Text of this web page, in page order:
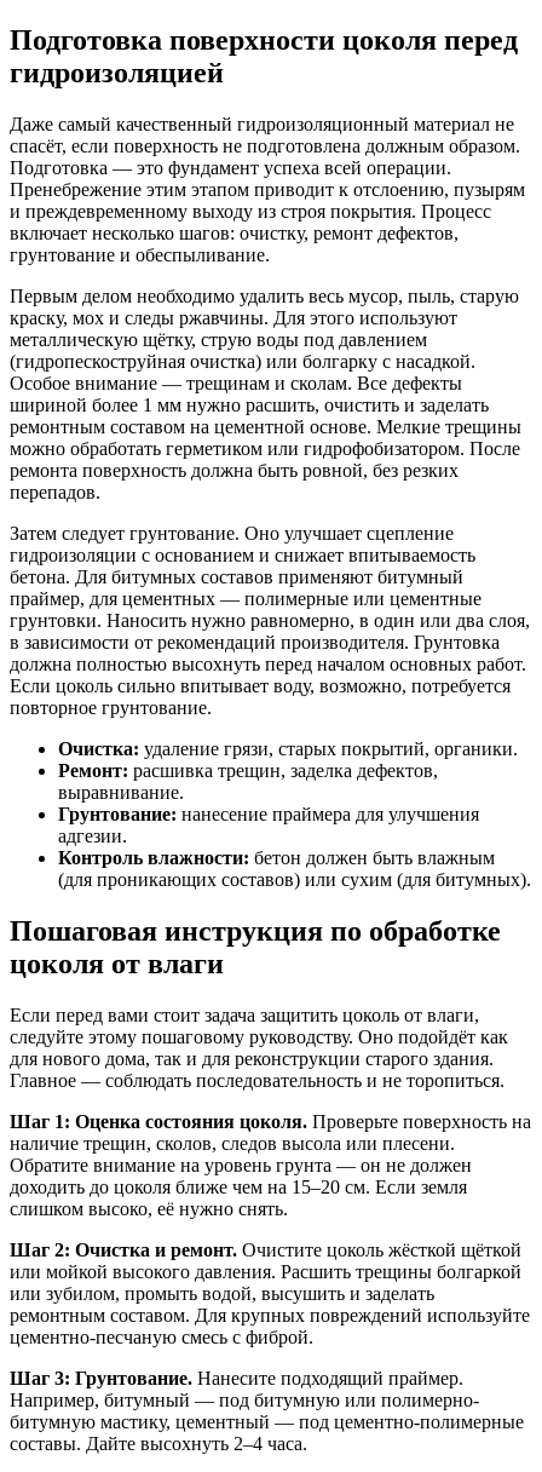
Подготовка поверхности цоколя перед
гидроизоляцией
Даже самый качественный гидроизоляционный материал не
спасёт, если поверхность не подготовлена должным образом.
Подготовка — это фундамент успеха всей операции.
Пренебрежение этим этапом приводит к отслоению, пузырям
и преждевременному выходу из строя покрытия. Процесс
включает несколько шагов: очистку, ремонт дефектов,
грунтование и обеспыливание.
Первым делом необходимо удалить весь мусор, пыль, старую
краску, мох и следы ржавчины. Для этого используют
металлическую щётку, струю воды под давлением
(гидропескоструйная очистка) или болгарку с насадкой.
Особое внимание — трещинам и сколам. Все дефекты
шириной более 1 мм нужно расшить, очистить и заделать
ремонтным составом на цементной основе. Мелкие трещины
можно обработать герметиком или гидрофобизатором. После
ремонта поверхность должна быть ровной, без резких
перепадов.
Затем следует грунтование. Оно улучшает сцепление
гидроизоляции с основанием и снижает впитываемость
бетона. Для битумных составов применяют битумный
праймер, для цементных — полимерные или цементные
грунтовки. Наносить нужно равномерно, в один или два слоя,
в зависимости от рекомендаций производителя. Грунтовка
должна полностью высохнуть перед началом основных работ.
Если цоколь сильно впитывает воду, возможно, потребуется
повторное грунтование.
Очистка: удаление грязи, старых покрытий, органики.
Ремонт: расшивка трещин, заделка дефектов,
выравнивание.
Грунтование: нанесение праймера для улучшения
адгезии.
Контроль влажности: бетон должен быть влажным
(для проникающих составов) или сухим (для битумных).
Пошаговая инструкция по обработке
цоколя от влаги
Если перед вами стоит задача защитить цоколь от влаги,
следуйте этому пошаговому руководству. Оно подойдёт как
для нового дома, так и для реконструкции старого здания.
Главное — соблюдать последовательность и не торопиться.
Шаг 1: Оценка состояния цоколя. Проверьте поверхность на
наличие трещин, сколов, следов высола или плесени.
Обратите внимание на уровень грунта — он не должен
доходить до цоколя ближе чем на 15–20 см. Если земля
слишком высоко, её нужно снять.
Шаг 2: Очистка и ремонт. Очистите цоколь жёсткой щёткой
или мойкой высокого давления. Расшить трещины болгаркой
или зубилом, промыть водой, высушить и заделать
ремонтным составом. Для крупных повреждений используйте
цементно-песчаную смесь с фиброй.
Шаг 3: Грунтование. Нанесите подходящий праймер.
Например, битумный — под битумную или полимерно-
битумную мастику, цементный — под цементно-полимерные
составы. Дайте высохнуть 2–4 часа.